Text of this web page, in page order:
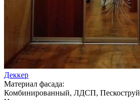
Деккер
Материал фасада:
Комбинированный, ЛДСП, Пескоструй